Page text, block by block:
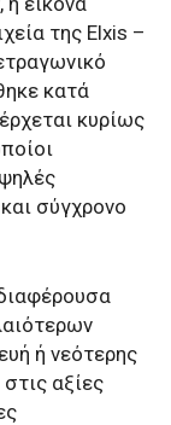
της Elxis –
κατά
κυρίως
σύγχρονο
ή νεότερης
αξίες